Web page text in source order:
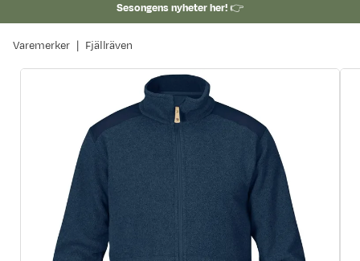
Sesongens nyheter her!👉
Varemerker Fjällräven